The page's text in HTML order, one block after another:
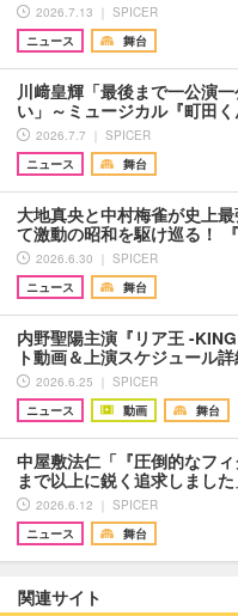
2026.7.13 ｜ SPICER
ニュース
舞台
川﨑皇輝「最後まで一公演
い」～ミュージカル『町田
2026.7.7 ｜ SPICER
ニュース
舞台
大地真央と中村梅雀が史上
て激動の昭和を駆け巡る！
2026.6.30 ｜ SPICER
ニュース
舞台
内野聖陽主演『リア王 -
ト動画＆上演スケジュール
2026.6.25 ｜ SPICER
ニュース
動画 舞台
中屋敷法仁「『圧倒的なフ
まで以上に鋭く追求しまし
2026.6.12 ｜ SPICER
ニュース
舞台
関連サイト